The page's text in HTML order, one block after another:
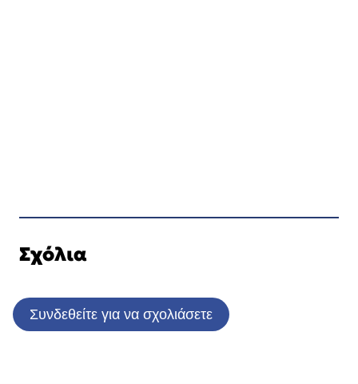
Σχόλια
Συνδεθείτε για να σχολιάσετε